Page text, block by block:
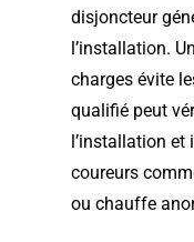
disjoncteur
l’installation.
charges évite
qualifié peut
l’installation et
coureurs
ou chauffe